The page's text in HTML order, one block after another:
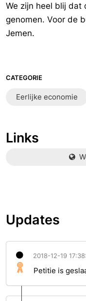
We zijn heel blij
genomen. Voor de
Jemen.
CATEGORIE
Eerlijke economie
Links
Updates
2018-12-19
Petitie is